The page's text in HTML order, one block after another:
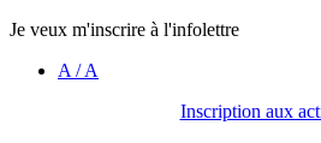
Je veux m'inscrire à l'infolettre
A /A
Inscription aux